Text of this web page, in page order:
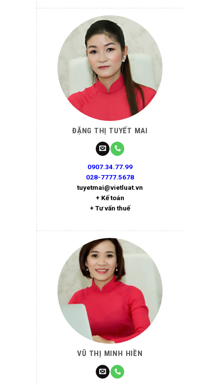
ĐẶNG THỊ TUYẾT MAI
0907.34.77.99
028-7777.5678
tuyetmai@vietluat.vn
+ Kế toán
+ Tư vấn thuế
VŨ THỊ MINH HIỀN